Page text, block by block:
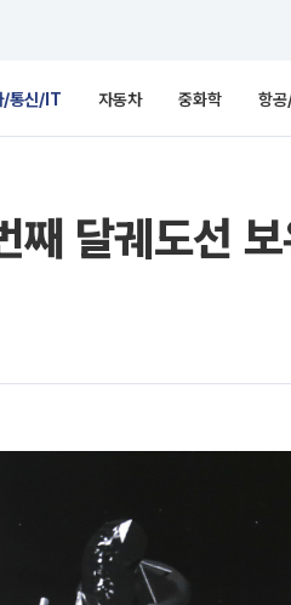
/통신/IT 자동차 중화학 항
째 달궤도선